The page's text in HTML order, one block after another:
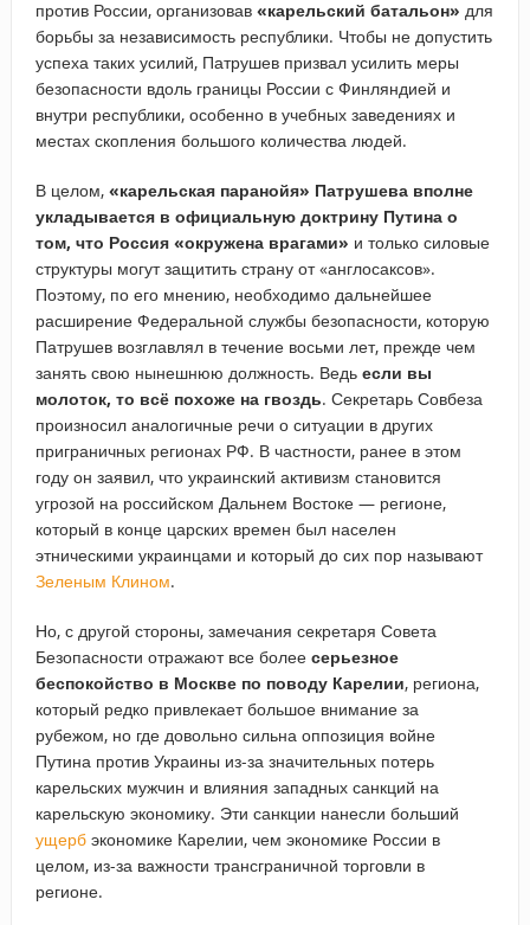
против России, организовав «карельский батальон» для
борьбы за независимость республики. Чтобы не допустить
успеха таких усилий, Патрушев призвал усилить меры
безопасности вдоль границы России с Финляндией и
внутри республики, особенно в учебных заведениях и
местах скопления большого количества людей.
В целом, «карельская паранойя» Патрушева вполне
укладывается в официальную доктрину Путина о
том, что Россия «окружена врагами» и только силовые
структуры могут защитить страну от «англосаксов».
Поэтому, по его мнению, необходимо дальнейшее
расширение Федеральной службы безопасности, которую
Патрушев возглавлял в течение восьми лет, прежде чем
занять свою нынешнюю должность. Ведь если вы
молоток, то всё похоже на гвоздь. Секретарь Совбеза
произносил аналогичные речи о ситуации в других
приграничных регионах РФ. В частности, ранее в этом
году он заявил, что украинский активизм становится
угрозой на российском Дальнем Востоке — регионе,
который в конце царских времен был населен
этническими украинцами и который до сих пор называют
Зеленым Клином.
Но, с другой стороны, замечания секретаря Совета
Безопасности отражают все более серьезное
беспокойство в Москве по поводу Карелии, региона,
который редко привлекает большое внимание за
рубежом, но где довольно сильна оппозиция войне
Путина против Украины из-за значительных потерь
карельских мужчин и влияния западных санкций на
карельскую экономику. Эти санкции нанесли больший
ущербэкономике Карелии, чем экономике России в
целом, из-за важности трансграничной торговли в
регионе.